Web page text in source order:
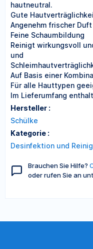
hautneutral.
Gute
Angenehm frischer Duft
Feine Schaumbildung
Reinigt wirkungsvoll
und
Auf Basis einer
Für alle Hauttypen
Im Lieferumfang
Hersteller :
Schülke
Kategorie :
Desinfektion und
Brauchen Sie Hilfe?
oder rufen Sie an